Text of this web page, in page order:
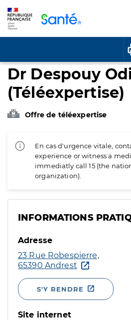
Dr Despouy
(Téléexpertise)
Offre de téléexpertise
En cas d'urgence vitale,
experience or witness a
immediatly call 15 (the
organization).
INFORMATIONS
Adresse
23 Rue Robespierre,
65390 Andrest
S'Y RENDRE
Site internet